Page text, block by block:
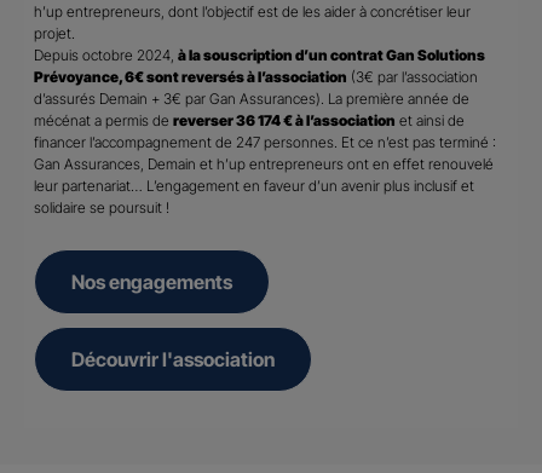
h’up entrepreneurs, dont l’objectif est de les aider à concrétiser leur
projet.
Depuis octobre 2024, à la souscription d’un contrat Gan Solutions
Prévoyance, 6€ sont reversés à l’association (3€ par l’association
d’assurés Demain + 3€ par Gan Assurances). La première année de
mécénat a permis de reverser 36 174 € à l’association et ainsi de
financer l’accompagnement de 247 personnes. Et ce n’est pas terminé :
Gan Assurances, Demain et h’up entrepreneurs ont en effet renouvelé
leur partenariat… L’engagement en faveur d’un avenir plus inclusif et
solidaire se poursuit !
Nos engagements
Découvrir l'association